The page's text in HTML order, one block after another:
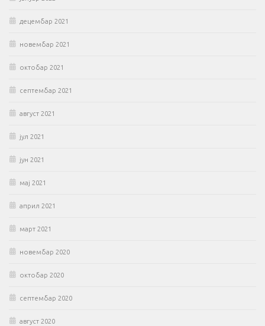
децембар 2021
новембар 2021
октобар 2021
септембар 2021
август 2021
јул 2021
јун 2021
мај 2021
април 2021
март 2021
новембар 2020
октобар 2020
септембар 2020
август 2020